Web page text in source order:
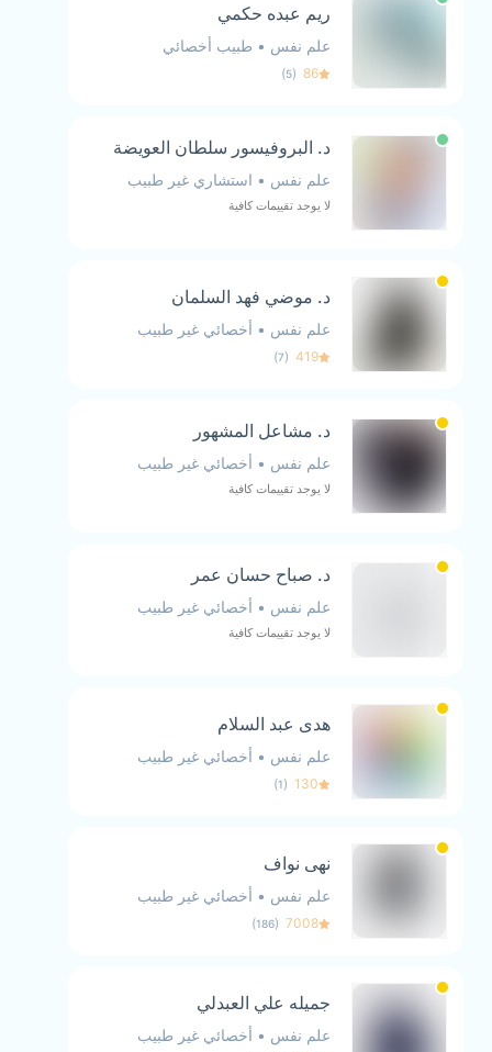
ريم عبده حكمي
علم نفس • طبيب أخصائي
86
(
5
)
د. البروفيسور سلطان العويضة
علم نفس • استشاري غير طبيب
لا يوجد تقييمات كافية
د. موضي فهد السلمان
علم نفس • أخصائي غير طبيب
419
(
7
)
د. مشاعل المشهور
علم نفس • أخصائي غير طبيب
لا يوجد تقييمات كافية
د. صباح حسان عمر
علم نفس • أخصائي غير طبيب
لا يوجد تقييمات كافية
هدى عبد السلام
علم نفس • أخصائي غير طبيب
130
(
1
)
نهى نواف
علم نفس • أخصائي غير طبيب
7008
(
186
)
جميله علي العبدلي
علم نفس • أخصائي غير طبيب